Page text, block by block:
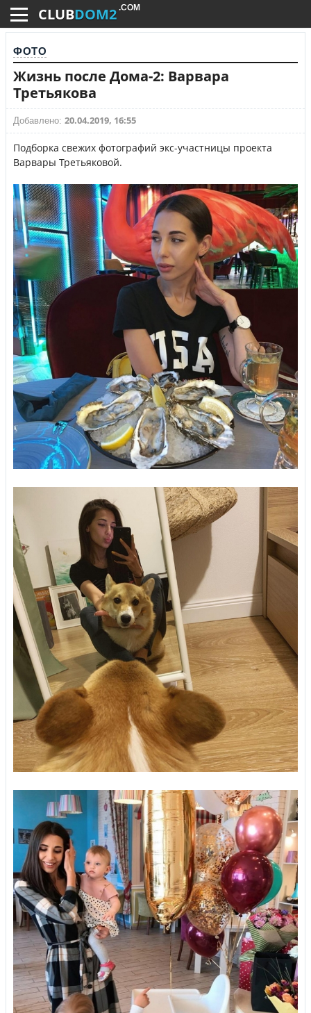
CLUBDOM2 .COM
ФОТО
Жизнь после Дома-2: Варвара
Третьякова
Добавлено: 20.04.2019, 16:55
Подборка свежих фотографий экс-участницы проекта
Варвары Третьяковой.